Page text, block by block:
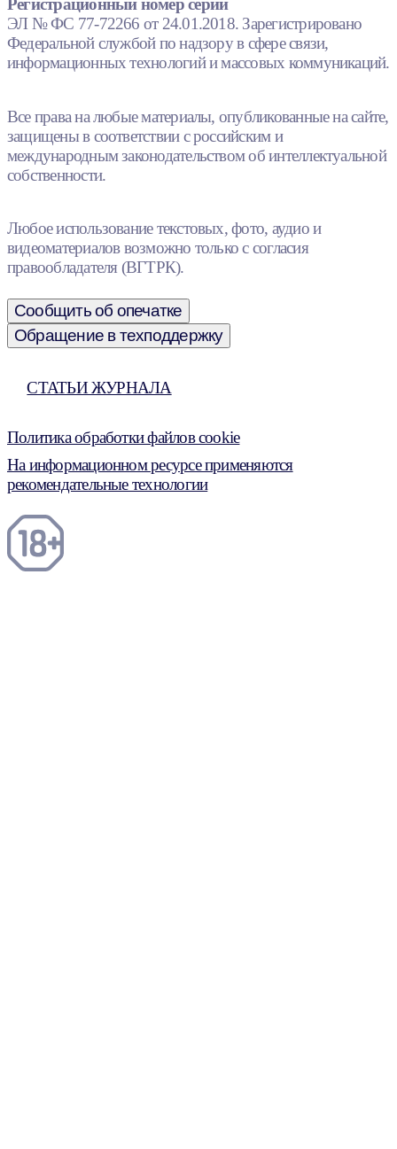
Регистрационный номер серии
ЭЛ № ФС 77-72266 от 24.01.2018. Зарегистрировано
Федеральной службой по надзору в сфере связи,
информационных технологий и массовых коммуникаций.
Все права на любые материалы, опубликованные на сайте,
защищены в соответствии с российским и
международным законодательством об интеллектуальной
собственности.
Любое использование текстовых, фото, аудио и
видеоматериалов возможно только с согласия
правообладателя (ВГТРК).
Сообщить об опечатке
Обращение в техподдержку
СТАТЬИ ЖУРНАЛА
Политика обработки файлов cookie
На информационном ресурсе применяются
рекомендательные технологии